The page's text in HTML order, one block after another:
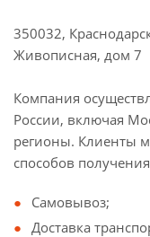
350032,
Живописная, дом 7
Компания
России, включая
регионы. Клиенты
способов
Самовывоз;
Доставка